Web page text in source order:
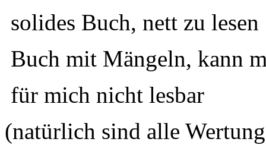
solides Buch, nett zu lesen
Buch mit Mängeln, kann
für mich nicht lesbar
(natürlich sind alle